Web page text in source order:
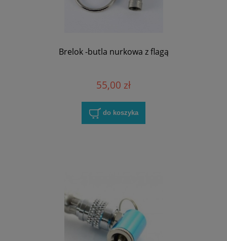
Brelok -butla nurkowa z flagą
55,00 zł
do koszyka